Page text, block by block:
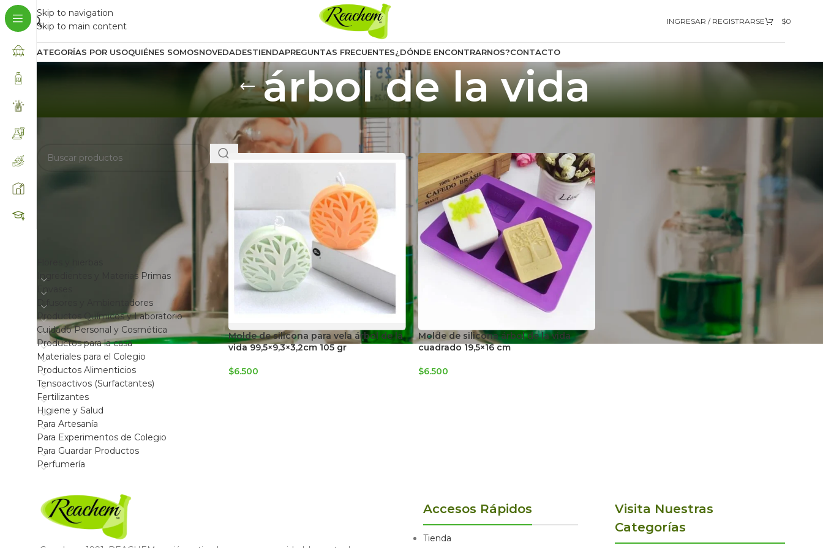
Skip to navigation
Skip to main content
INGRESAR / REGISTRARSE $0
CATEGORÍAS POR USOQUIÉNES SOMOSNOVEDADESTIENDAPREGUNTAS FRECUENTES¿DÓNDE ENCONTRARNOS?CONTACTO
árbol de la vida
Ingredientes y Materias Primas
Envases
Difusores y Ambientadores
Productos Químicos y Laboratorio
Cuidado Personal y Cosmética
Productos para la casa
Materiales para el Colegio
Productos Alimenticios
Tensoactivos (Surfactantes)
Fertilizantes
Higiene y Salud
Para Artesanía
Para Experimentos de Colegio
Para Guardar Productos
Perfumería
Inicio/Productos etiquetados “árbol de la vida”
Molde de silicona para vela árbol de la
vida 99,5×9,3×3,2cm 105 gr
$6.500
Molde de silicona árbol de la vida
cuadrado 19,5×16 cm
$6.500
Accesos Rápidos
Tienda
Visita Nuestras
Categorías